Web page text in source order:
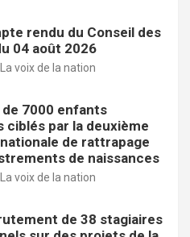
rendu du Conseil des
04 août 2026
La voix de la nation
de 7000 enfants
ciblés par la deuxième
de rattrapage
de naissances
La voix de la nation
de 38 stagiaires